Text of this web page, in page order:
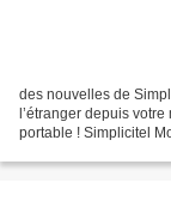
des nouvelles de
l’étranger depuis
portable ! Simplicitel